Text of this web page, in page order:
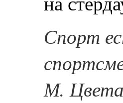
Спорт
М.